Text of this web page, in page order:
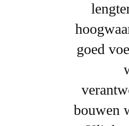
goed
bouwen